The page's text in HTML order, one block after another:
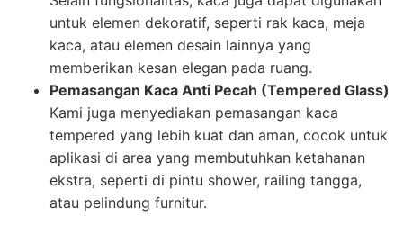
untuk elemen dekoratif, seperti rak kaca, meja
kaca, atau elemen desain lainnya yang
memberikan kesan elegan pada ruang.
Pemasangan Kaca Anti Pecah (Tempered Glass)
Kami juga menyediakan pemasangan kaca
tempered yang lebih kuat dan aman, cocok untuk
aplikasi di area yang membutuhkan ketahanan
ekstra, seperti di pintu shower, railing tangga,
atau pelindung furnitur.